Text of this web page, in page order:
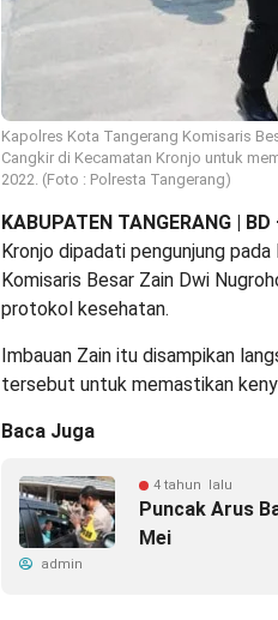
Kapolres Kota Tangerang Komisaris
Cangkir di Kecamatan Kronjo untuk
2022. (Foto : Polresta Tangerang)
KABUPATEN TANGERANG | BD
Kronjo dipadati pengunjung
Komisaris Besar Zain Dwi
protokol kesehatan.
Imbauan Zain itu disampikan
tersebut untuk memastikan
Baca Juga
4 tahun lalu
Puncak Arus
Mei
admin